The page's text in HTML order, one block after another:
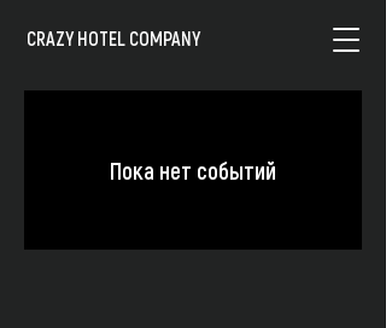
CRAZY HOTEL COMPANY
Пока нет событий